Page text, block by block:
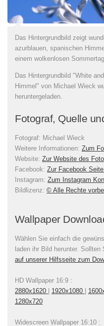
Das Hintergrundbild zeigt
azurblauen, spanischen
einem wolkenlosen
Das Hintergrundbild "White
Himmel" von Michael Wieck
heruntergeladen.
Fotograf, Quelle
Fotograf: Michael Wieck
Weitere Informationen: Zum
Website: Zur Website des
Facebook: Zur Facebook
Instagram: Zum Instagram
Bildlizenz: © Alle Rechte
Wallpaper
Wählen Sie einfach die
laden ihr Bild herunter. Sollten
auf unserer Hilfsseite zum
HD Wallpaper 16:9 :
2880x1620 | 1920x1080 |
1280x720
Widescreen Wallpaper 16:10 :